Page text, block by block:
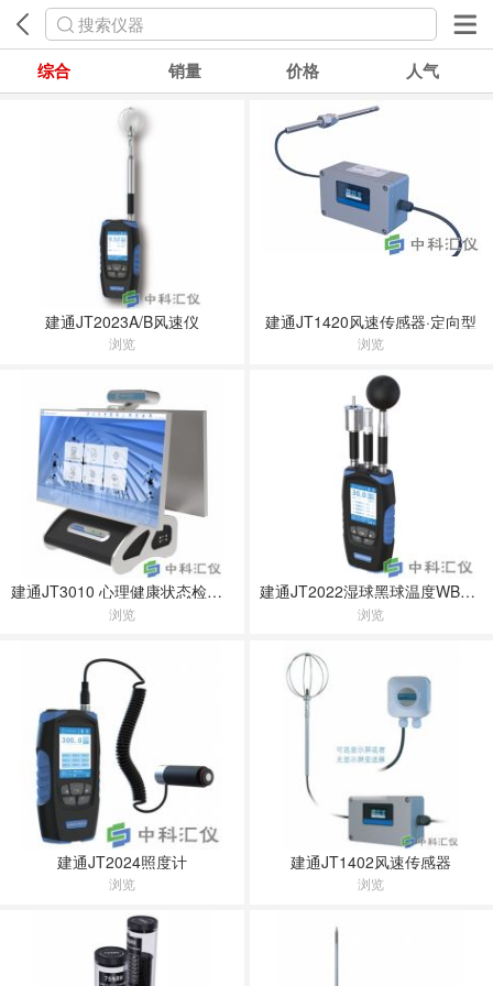
搜索仪器
综合 销量 价格 人气
建通JT2023A/B风速仪
浏览
建通JT1420风速传感器·定向型
浏览
建通JT3010 心理健康状态检测与智能评估系统
浏览
建通JT2022湿球黑球温度WBGT指数仪
浏览
建通JT2024照度计
浏览
建通JT1402风速传感器
浏览